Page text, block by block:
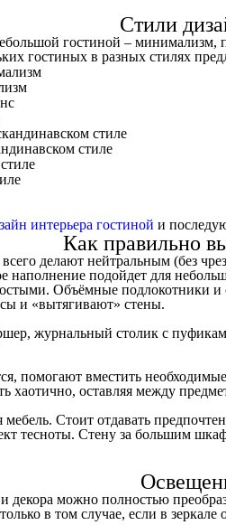
Стили
гостиной –
гостиных в разных стилях
стиле
интерьера гостиной и
Как правильно
делают нейтральным (без
наполнение подойдет для
Объёмные подлокотники и
и «вытягивают» стены.
журнальный столик с
помогают вместить
хаотично, оставляя между
мебель. Стоит отдавать
тесноты. Стену за большим
можно полностью
в том случае, если в